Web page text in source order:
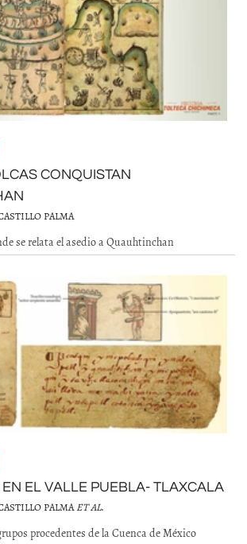
CONQUISTAN
PALMA
se relata el asedio a Quauhtinchan
EL VALLE PUEBLA- TLAXCALA
PALMAET AL.
procedentes de la Cuenca de México